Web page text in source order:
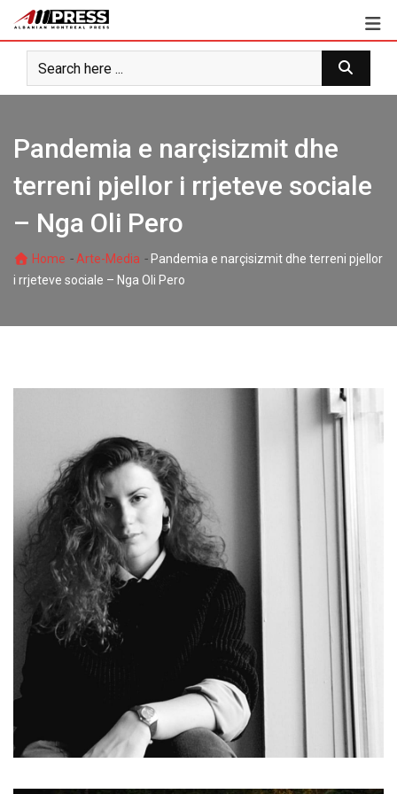
content
Pandemia e narçisizmit dhe
terreni pjellor i rrjeteve sociale
– Nga Oli Pero
Home - Arte-Media - Pandemia e narçisizmit dhe terreni pjellor
i rrjeteve sociale – Nga Oli Pero